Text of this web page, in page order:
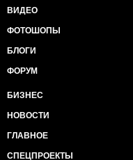
ВИДЕО
ФОТОШОПЫ
БЛОГИ
ФОРУМ
БИЗНЕС
НОВОСТИ
ГЛАВНОЕ
СПЕЦПРОЕКТЫ